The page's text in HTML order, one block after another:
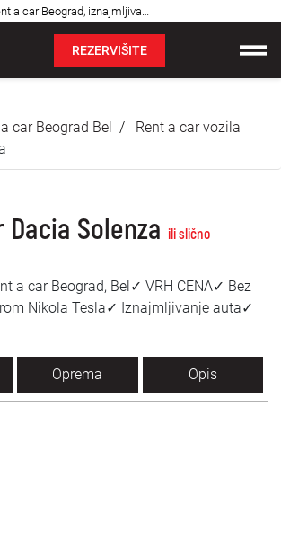
Dacia Solenza, rent a car Beograd, iznajmljivanje auta: Bel✓
pitanja
REZERVIŠITE
car Beograd Bel
Rent a car vozila
Solenza ili slično
a car Beograd, Bel✓ VRH CENA✓ Bez
Nikola Tesla✓ Iznajmljivanje auta✓
Oprema Opis